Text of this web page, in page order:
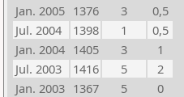
Jan. 2005 1376 3
0,5
Jul. 2004
1398 1
0,5
Jan. 2004 1405 3
1
Jul. 2003
1416 5
2
Jan. 2003 1367 5
0